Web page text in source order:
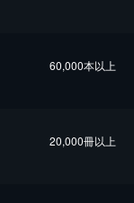
60,000本以上
20,000冊以上